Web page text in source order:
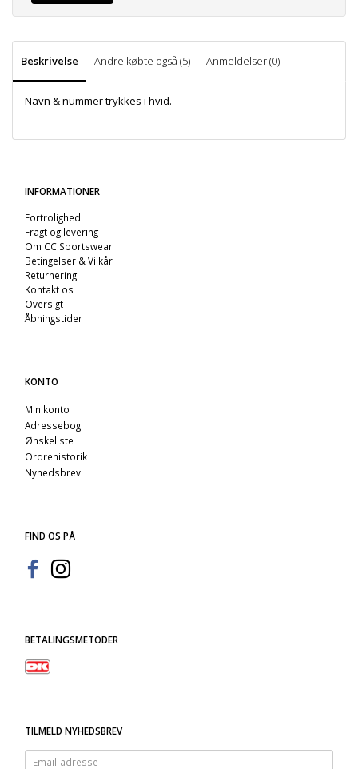
Beskrivelse Andre købte også (5) Anmeldelser (0)
Navn & nummer trykkes i hvid.
INFORMATIONER
Fortrolighed
Fragt og levering
Om CC Sportswear
Betingelser & Vilkår
Returnering
Kontakt os
Oversigt
Åbningstider
KONTO
Min konto
Adressebog
Ønskeliste
Ordrehistorik
Nyhedsbrev
FIND OS PÅ
BETALINGSMETODER
TILMELD NYHEDSBREV
Email-